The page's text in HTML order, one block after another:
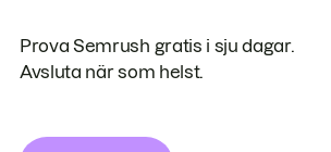
Prova Semrush gratis i sju dagar.
Avsluta när som helst.